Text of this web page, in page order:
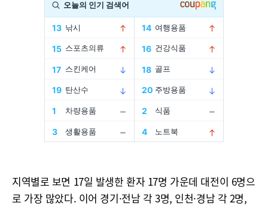
지역별로 보면 17일 발생한 환자 17명 가운데 대전이 6명으
로 가장 많았다. 이어 경기·전남 각 3명, 인천·경남 각 2명,